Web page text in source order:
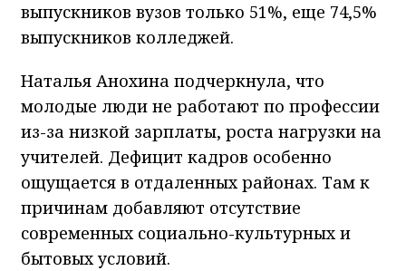
выпускников вузов только 51%, еще 74,5%
выпускников колледжей.
Наталья Анохина подчеркнула, что
молодые люди не работают по профессии
из-за низкой зарплаты, роста нагрузки на
учителей. Дефицит кадров особенно
ощущается в отдаленных районах. Там к
причинам добавляют отсутствие
современных социально-культурных и
бытовых условий.